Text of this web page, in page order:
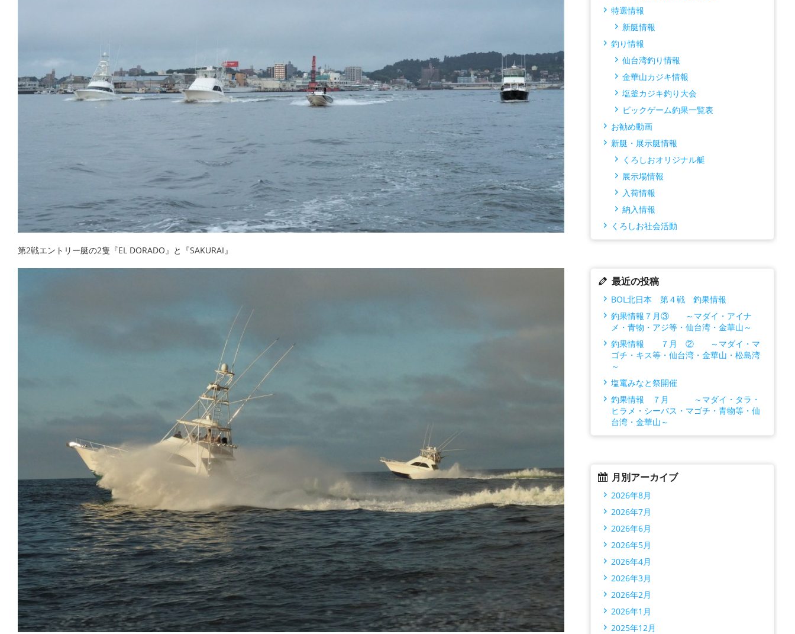
第2戦エントリー艇の2隻『EL DORADO』と『SAKURAI』
特選情報
新艇情報
釣り情報
仙台湾釣り情報
金華山カジキ情報
塩釜カジキ釣り大会
ビックゲーム釣果一覧表
お勧め動画
新艇・展示艇情報
くろしおオリジナル艇
展示場情報
入荷情報
納入情報
くろしお社会活動
最近の投稿
BOL北日本 第４戦 釣果情報
釣果情報７月③ ～マダイ・アイナ
メ・青物・アジ等・仙台湾・金華山～
釣果情報 ７月 ② ～マダイ・マ
ゴチ・キス等・仙台湾・金華山・松島湾
～
塩竃みなと祭開催
釣果情報 ７月 ～マダイ・タラ・
ヒラメ・シーバス・マゴチ・青物等・仙
台湾・金華山～
月別アーカイブ
2026年8月
2026年7月
2026年6月
2026年5月
2026年4月
2026年3月
2026年2月
2026年1月
2025年12月